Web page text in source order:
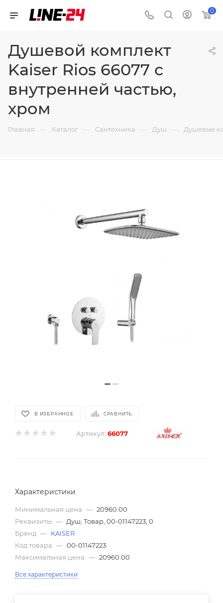
0
Душевой комплект
Kaiser Rios 66077 с
внутренней частью,
хром
Главная — Каталог — Сантехника — Душ — Душевые
В ИЗБРАННОЕ СРАВНИТЬ
Артикул: 66077
Характеристики
Минимальная цена — 20960.00
Реквизиты — Душ, Товар, 00-01147223, 0
Бренд — KAISER
Код товара — 00-01147223
Максимальная цена — 20960.00
Все характеристики